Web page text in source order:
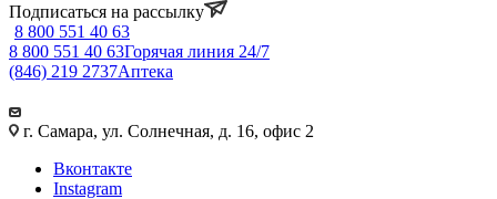
Подписаться на рассылку
8 800 551 40 63
8 800 551 40 63Горячая линия 24/7
(846) 219 2737Аптека
г. Самара, ул. Солнечная, д. 16, офис 2
Вконтакте
Instagram